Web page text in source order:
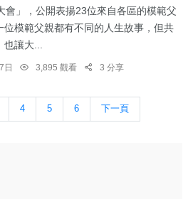
會」，公開表揚23位來自各區的模範父
位模範父親都有不同的人生故事，但共
讓大...
日 3,895 觀看 3 分享
4 5 6 下一頁